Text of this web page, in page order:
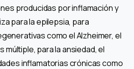
producidas por inflamación y
para la epilepsia, para
como el Alzheimer, el
múltiple, para la ansiedad, el
inflamatorias crónicas como